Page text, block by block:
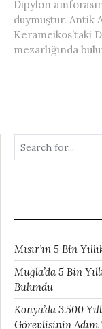
Dipylon
duymuştur. Antik
Kerameikos’taki
mezarlığında
Mısır’ın 5 Bin
Muğla’da 5 Bin
Bulundu
Konya’da 3.500
Görevlisinin Adını